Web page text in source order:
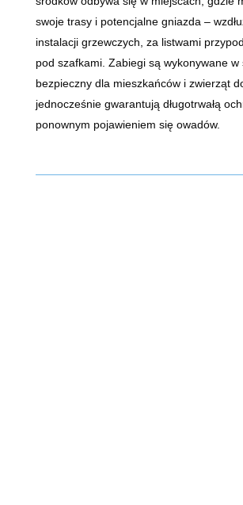
swoje trasy i potencjalne gniazda –
instalacji grzewczych, za listwami
pod szafkami. Zabiegi są wykonywane w
bezpieczny dla mieszkańców i zwierząt
jednocześnie gwarantują długotrwałą
ponownym pojawieniem się owadów.